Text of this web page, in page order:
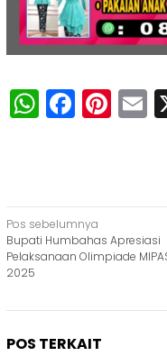
Navigasi
pos
Pos sebelumnya
Bupati Humbahas Apresiasi
Pelaksanaan Olimpiade
2025
POS TERKAIT